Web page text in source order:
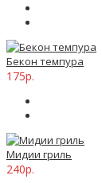
Бекон темпура
175р.
Мидии гриль
240р.